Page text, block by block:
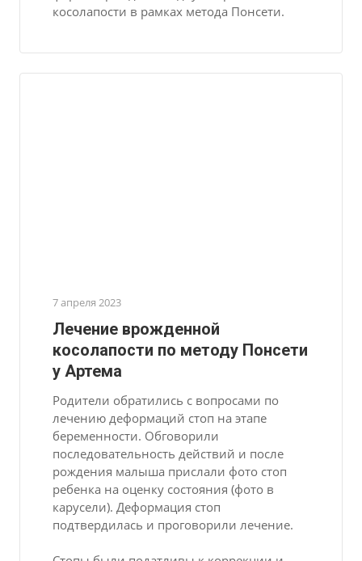
косолапости в рамках метода Понсети.
7 апреля 2023
Лечение врожденной
косолапости по методу Понсети
у Артема
Родители обратились с вопросами по
лечению деформаций стоп на этапе
беременности. Обговорили
последовательность действий и после
рождения малыша прислали фото стоп
ребенка на оценку состояния (фото в
карусели). Деформация стоп
подтвердилась и проговорили лечение.